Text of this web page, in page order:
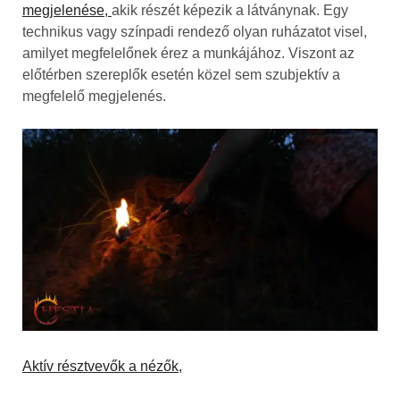
megjelenése, akik részét képezik a látványnak. Egy
technikus vagy színpadi rendező olyan ruházatot visel,
amilyet megfelelőnek érez a munkájához. Viszont az
előtérben szereplők esetén közel sem szubjektív a
megfelelő megjelenés.
Aktív résztvevők a nézők,